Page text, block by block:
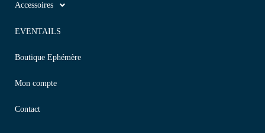
Accessoires
EVENTAILS
Boutique Ephémère
Mon compte
Contact